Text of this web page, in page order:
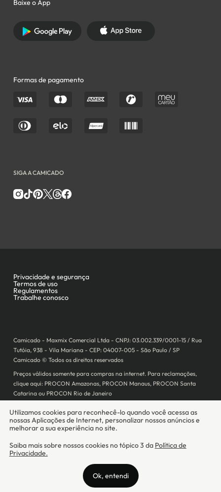
Camicado - Maxmix Comercial Ltda - CNPJ: 03.002.339/0001-15 / Rua
Tutóia, 938 - Vila Mariana - CEP: 04007-005 - São Paulo / SP
Camicado © Todos os direitos reservados
Preços válidos somente para compras na internet. Para reclamações,
clique aqui: PROCON Amazonas, PROCON Manaus, PROCON Santa
Catarina ou PROCON Rio de Janeiro
prestando os serviços de abertura de conta pós-paga (cartões de
crédito), conforme a regulação vigente.